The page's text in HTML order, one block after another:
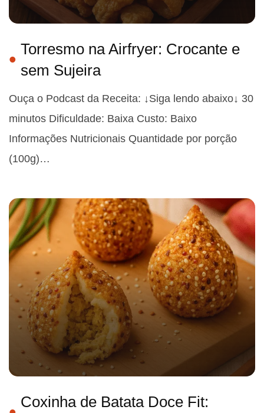
Torresmo na Airfryer: Crocante e
sem Sujeira
Ouça o Podcast da Receita: ↓Siga lendo abaixo↓ 30
minutos Dificuldade: Baixa Custo: Baixo
Informações Nutricionais Quantidade por porção
(100g)…
Coxinha de Batata Doce Fit: